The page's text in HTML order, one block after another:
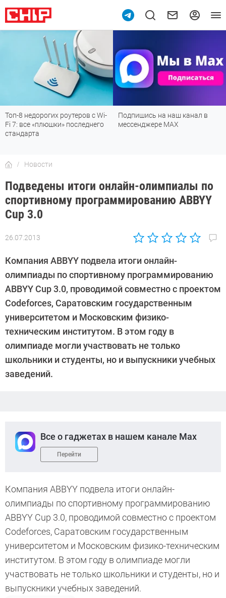
Топ-8 недорогих роутеров с Wi-
Fi 7: все «плюшки» последнего
стандарта
Подпишись на наш канал в
мессенджере МАХ
Новости
Подведены итоги онлайн-олимпиалы по
спортивному программированию ABBYY
Cup 3.0
26.07.2013
Автор:
Компания ABBYY подвела итоги онлайн-
олимпиады по спортивному программированию
ABBYY Cup 3.0, проводимой совместно с проектом
Codeforces, Саратовским государственным
университетом и Московским физико-
техническим институтом. В этом году в
олимпиаде могли участвовать не только
школьники и студенты, но и выпускники учебных
заведений.
Все о гаджетах в нашем канале Max
Перейти
Компания ABBYY подвела итоги онлайн-
олимпиады по спортивному программированию
ABBYY Cup 3.0, проводимой совместно с проектом
Codeforces, Саратовским государственным
университетом и Московским физико-техническим
институтом. В этом году в олимпиаде могли
участвовать не только школьники и студенты, но и
выпускники учебных заведений.